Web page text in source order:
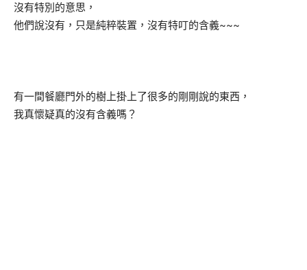
沒有特別的意思，
他們說沒有，只是純粹裝置，沒有特叮的含義~~~
有一間餐廳門外的樹上掛上了很多的剛剛說的東西，
我真懷疑真的沒有含義嗎？